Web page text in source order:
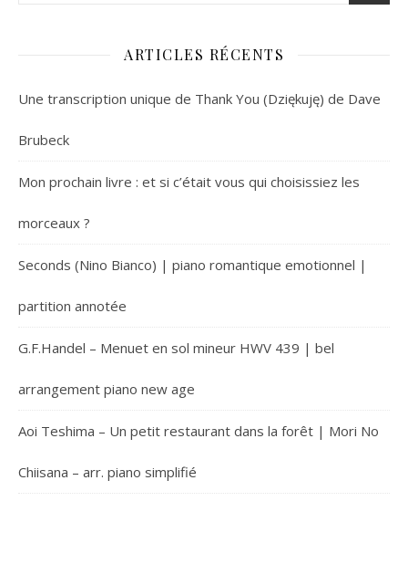
ARTICLES RÉCENTS
Une transcription unique de Thank You (Dziękuję) de Dave
Brubeck
Mon prochain livre : et si c’était vous qui choisissiez les
morceaux ?
Seconds (Nino Bianco) | piano romantique emotionnel |
partition annotée
G.F.Handel – Menuet en sol mineur HWV 439 | bel
arrangement piano new age
Aoi Teshima – Un petit restaurant dans la forêt | Mori No
Chiisana – arr. piano simplifié